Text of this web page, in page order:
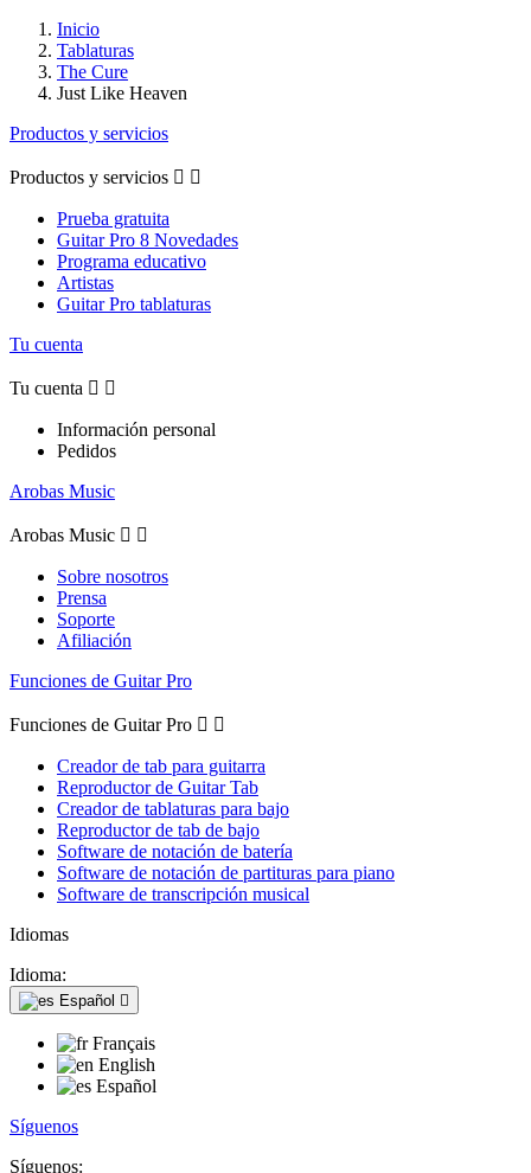
Inicio
Tablaturas
The Cure
Just Like Heaven
Productos y servicios
Productos y servicios  
Prueba gratuita
Guitar Pro 8 Novedades
Programa educativo
Artistas
Guitar Pro tablaturas
Tu cuenta
Tu cuenta  
Información personal
Pedidos
Arobas Music
Arobas Music  
Sobre nosotros
Prensa
Soporte
Afiliación
Funciones de Guitar Pro
Funciones de Guitar Pro  
Creador de tab para guitarra
Reproductor de Guitar Tab
Creador de tablaturas para bajo
Reproductor de tab de bajo
Software de notación de batería
Software de notación de partituras para piano
Software de transcripción musical
Idiomas
Idioma:
Español 
Français
English
Español
Síguenos
Síguenos: